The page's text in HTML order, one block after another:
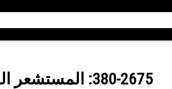
380-2675: المستشعر